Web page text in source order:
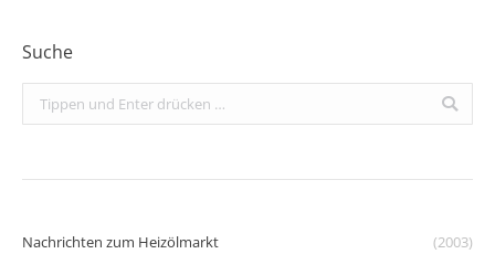
Suche
Search:
Nachrichten zum Heizölmarkt
(2003)